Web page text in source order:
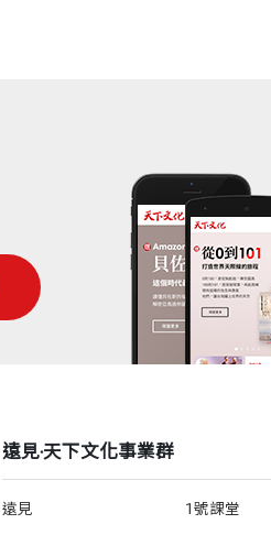
遠見‧天下文化事業群
遠見
1號課堂